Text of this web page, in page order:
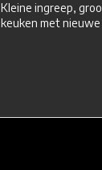
Kleine ingreep,
keuken met